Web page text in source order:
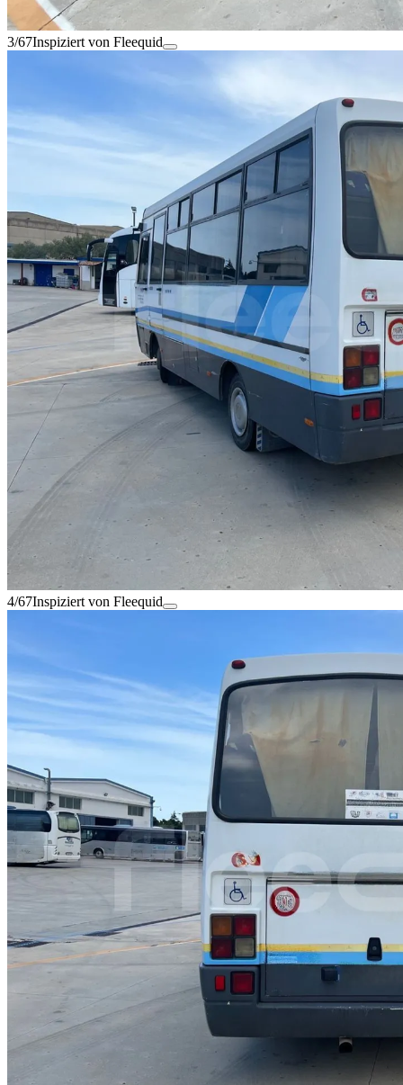
3/67Inspiziert von Fleequid
4/67Inspiziert von Fleequid